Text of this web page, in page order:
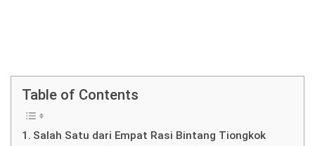
Table of Contents
Salah Satu dari Empat Rasi Bintang Tiongkok